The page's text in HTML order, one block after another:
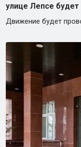
улице Лепсе будет
Движение будет